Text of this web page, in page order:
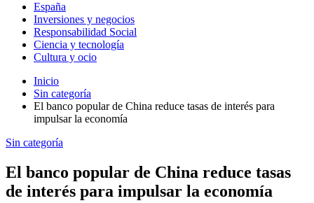
España
Inversiones y negocios
Responsabilidad Social
Ciencia y tecnología
Cultura y ocio
Inicio
Sin categoría
El banco popular de China reduce tasas de interés para
impulsar la economía
Sin categoría
El banco popular de China reduce tasas
de interés para impulsar la economía